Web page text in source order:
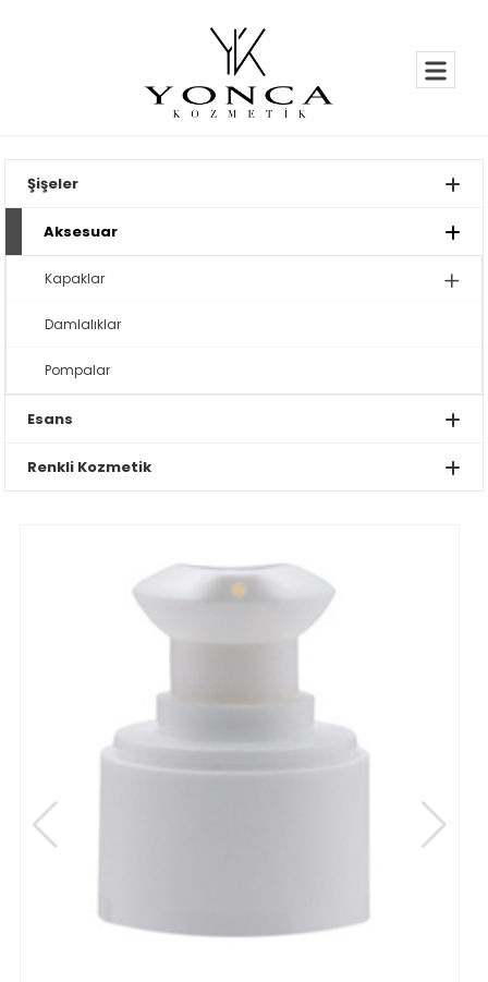
Şişeler
Aksesuar
Kapaklar
Damlalıklar
Pompalar
Esans
Renkli Kozmetik